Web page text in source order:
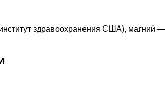
здравоохранения США), магний